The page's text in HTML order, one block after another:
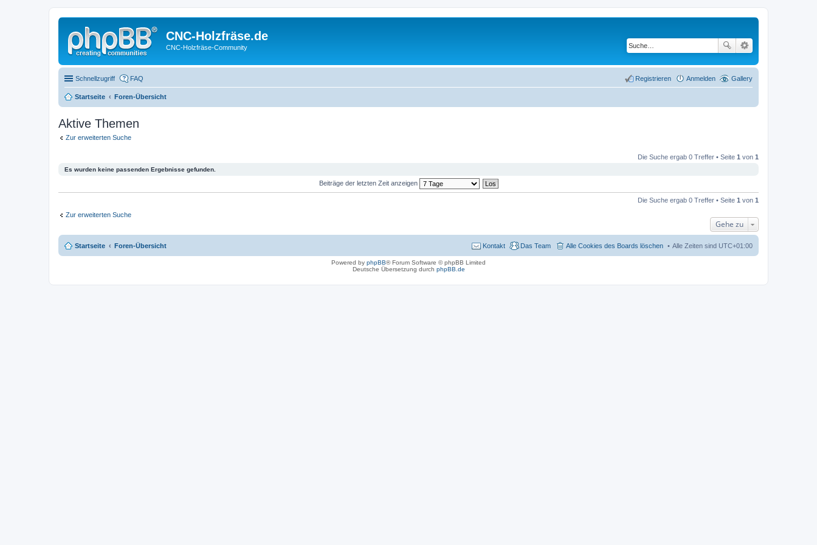
CNC-Holzfräse.de
CNC-Holzfräse-Community
Schnellzugriff Gallery
FAQ Anmelden
Registrieren
Startseite Foren-Übersicht
Aktive Themen
Zur erweiterten Suche
Die Suche ergab 0 Treffer • Seite 1 von 1
Es wurden keine passenden Ergebnisse gefunden.
Beiträge der letzten Zeit anzeigen
Die Suche ergab 0 Treffer • Seite 1 von 1
Zur erweiterten Suche
Gehe zu
Startseite Foren-Übersicht Alle Zeiten sind UTC+01:00
Alle Cookies des Boards löschen
Das Team
Kontakt
Powered by phpBB® Forum Software © phpBB Limited
Deutsche Übersetzung durch phpBB.de